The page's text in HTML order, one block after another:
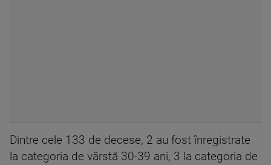
Dintre cele 133 de decese, 2 au fost înregistrate
la categoria de vârstă 30-39 ani, 3 la categoria de